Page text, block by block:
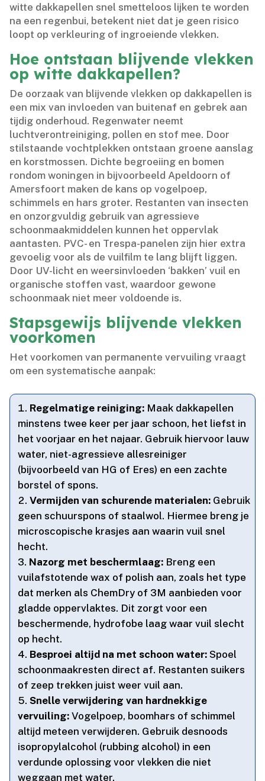
witte dakkapellen snel smetteloos lijken te worden
na een regenbui, betekent niet dat je geen risico
loopt op verkleuring of ingroeiende vlekken.​
Hoe ontstaan blijvende vlekken
op witte dakkapellen?
De oorzaak van blijvende vlekken op dakkapellen is
een mix van invloeden van buitenaf en gebrek aan
tijdig onderhoud.​ Regenwater neemt
luchtverontreiniging, pollen en stof mee.​ Door
stilstaande vochtplekken ontstaan groene aanslag
en korstmossen.​ Dichte begroeiing en bomen
rondom woningen in bijvoorbeeld Apeldoorn of
Amersfoort maken de kans op vogelpoep,
schimmels en hars groter.​ Restanten van insecten
en onzorgvuldig gebruik van agressieve
schoonmaakmiddelen kunnen het oppervlak
aantasten.​ PVC- en Trespa-panelen zijn hier extra
gevoelig voor als de vuilfilm te lang blijft liggen.​
Door UV-licht en weersinvloeden ‘bakken’ vuil en
organische stoffen vast, waardoor gewone
schoonmaak niet meer voldoende is.​
Stapsgewijs blijvende vlekken
voorkomen
Het voorkomen van permanente vervuiling vraagt
om een systematische aanpak:
Regelmatige reiniging: Maak dakkapellen
minstens twee keer per jaar schoon, het liefst in
het voorjaar en het najaar.​ Gebruik hiervoor lauw
water, niet-agressieve allesreiniger
(bijvoorbeeld van HG of Eres) en een zachte
borstel of spons.​
Vermijden van schurende materialen: Gebruik
geen schuurspons of staalwol.​ Hiermee breng je
microscopische krasjes aan waarin vuil snel
hecht.​
Nazorg met beschermlaag: Breng een
vuilafstotende wax of polish aan, zoals het type
dat merken als ChemDry of 3M aanbieden voor
gladde oppervlaktes.​ Dit zorgt voor een
beschermende, hydrofobe laag waar vuil slecht
op hecht.​
Besproei altijd na met schoon water: Spoel
schoonmaakresten direct af.​ Restanten suikers
of zeep trekken juist weer vuil aan.​
Snelle verwijdering van hardnekkige
vervuiling: Vogelpoep, boomhars of schimmel
altijd meteen verwijderen.​ Gebruik desnoods
isopropylalcohol (rubbing alcohol) in een
verdunde oplossing voor vlekken die niet
weggaan met water.​